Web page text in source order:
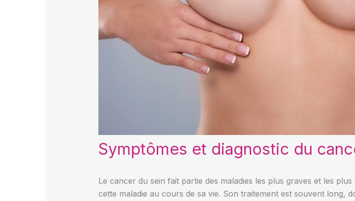
Symptômes et diagnostic du
Le cancer du sein fait partie des maladies les plus graves et les
cette maladie au cours de sa vie. Son traitement est souvent long,